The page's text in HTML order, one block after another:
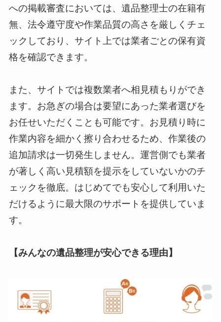
への掲載審査においては、遺品整理士の在籍有
無、法令遵守度や作業品質の高さを厳しくチェ
ックしており、サイト上では業者ごとの保有資
格を確認できます。
また、サイトでは複数業者へ相見積もりができ
ます。お急ぎの場合は要望にあった業者選びを
お任せいただくことも可能です。お見積り時に
作業内容を細かく擦り合わせるため、作業後の
追加請求は一切発生しません。運営側でも業者
が著しく高い見積額を提示をしていないかのチ
ェックを徹底。はじめてでも安心して利用いた
だけるように最大限のサポートを提供していま
す。
【みんなの遺品整理が安心できる理由】